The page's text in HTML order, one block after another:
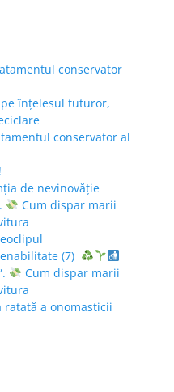
conservator
înțelesul tuturor,
conservator al
de nevinovăție
Cum dispar marii
(7)
Cum dispar marii
ratată a onomasticii